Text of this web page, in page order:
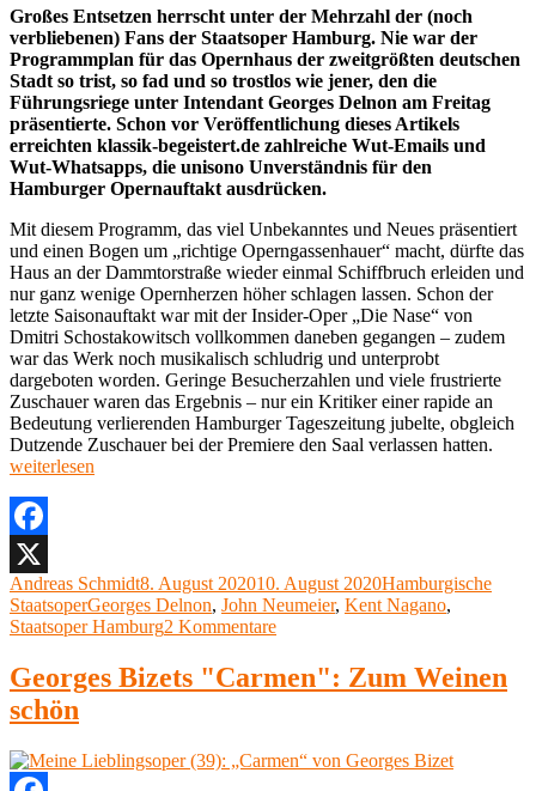
Großes Entsetzen herrscht unter der Mehrzahl der (noch
verbliebenen) Fans der Staatsoper Hamburg. Nie war der
Programmplan für das Opernhaus der zweitgrößten deutschen
Stadt so trist, so fad und so trostlos wie jener, den die
Führungsriege unter Intendant Georges Delnon am Freitag
präsentierte. Schon vor Veröffentlichung dieses Artikels
erreichten klassik-begeistert.de zahlreiche Wut-Emails und
Wut-Whatsapps, die unisono Unverständnis für den
Hamburger Opernauftakt ausdrücken.
Mit diesem Programm, das viel Unbekanntes und Neues präsentiert
und einen Bogen um „richtige Operngassenhauer“ macht, dürfte das
Haus an der Dammtorstraße wieder einmal Schiffbruch erleiden und
nur ganz wenige Opernherzen höher schlagen lassen. Schon der
letzte Saisonauftakt war mit der Insider-Oper „Die Nase“ von
Dmitri Schostakowitsch vollkommen daneben gegangen – zudem
war das Werk noch musikalisch schludrig und unterprobt
dargeboten worden. Geringe Besucherzahlen und viele frustrierte
Zuschauer waren das Ergebnis – nur ein Kritiker einer rapide an
Bedeutung verlierenden Hamburger Tageszeitung jubelte, obgleich
Dutzende Zuschauer bei der Premiere den Saal verlassen hatten.
weiterlesen
Facebook
X
Autor
Andreas SchmidtVeröffentlicht
am
8. August 202010. August 2020Kategorien
Hamburgische
StaatsoperSchlagwörter
Georges Delnon, John Neumeier, Kent Nagano,
Staatsoper Hamburg2 Kommentarezu
Hamburg,
Der
ist
ein
Georges Bizets "Carmen": Zum Weinen
schön